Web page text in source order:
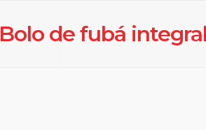
de fubá integral